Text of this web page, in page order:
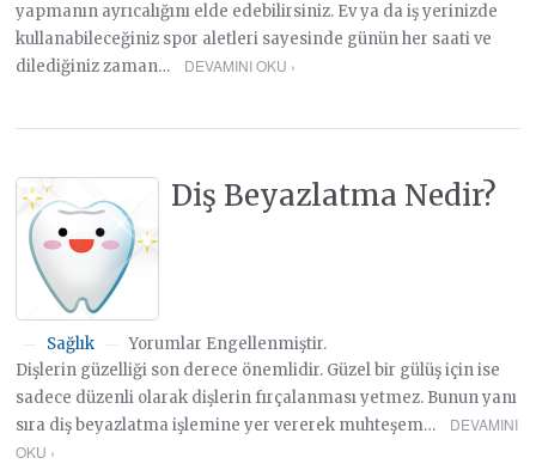
yapmanın ayrıcalığını elde edebilirsiniz. Ev ya da iş yerinizde
kullanabileceğiniz spor aletleri sayesinde günün her saati ve
dilediğiniz zaman…
DEVAMINI OKU ›
Diş Beyazlatma Nedir?
Sağlık
Yorumlar Engellenmiştir.
Dişlerin güzelliği son derece önemlidir. Güzel bir gülüş için ise
sadece düzenli olarak dişlerin fırçalanması yetmez. Bunun yanı
sıra diş beyazlatma işlemine yer vererek muhteşem…
DEVAMINI
OKU ›